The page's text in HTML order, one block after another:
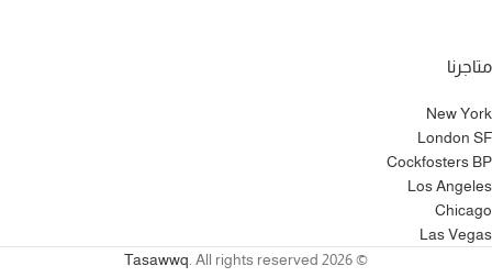
متاجرنا
New York
London SF
Cockfosters BP
Los Angeles
Chicago
Las Vegas
© 2026
Tasawwq . All rights reserved